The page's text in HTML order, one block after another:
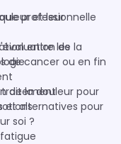
et leur
de la
de cancer ou en fin
de la douleur pour
professionnelle
entre les
traitement
et alternatives pour
soi ?